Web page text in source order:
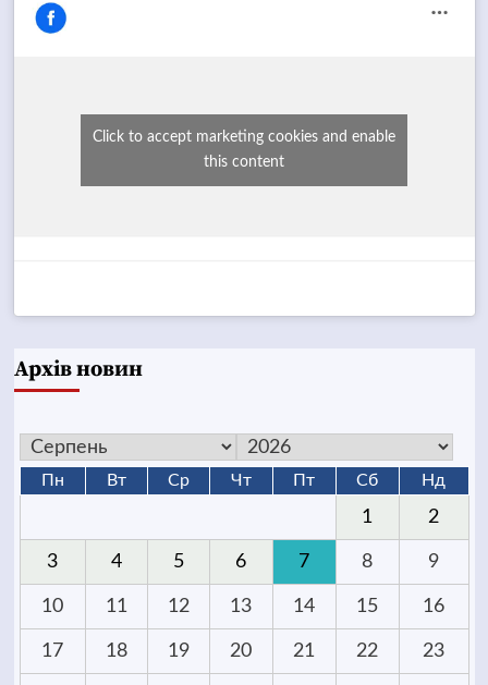
Click to accept marketing cookies and enable
this content
Архів новин
Пн Вт Ср Чт Пт Сб Нд
1 2
3 4 5 6 7 8 9
10 11 12 13 14 15 16
17 18 19 20 21 22 23